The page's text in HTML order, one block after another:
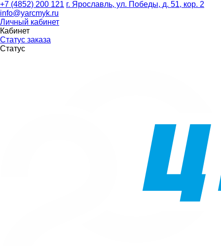
+7 (4852) 200 121 г. Ярославль, ул. Победы, д. 51, кор. 2
info@yarcmyk.ru
Личный кабинет
Кабинет
Статус заказа
Статус